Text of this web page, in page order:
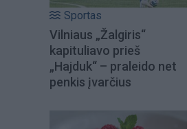
Sportas
Vilniaus „Žalgiris“
kapituliavo prieš
„Hajduk“ – praleido net
penkis įvarčius